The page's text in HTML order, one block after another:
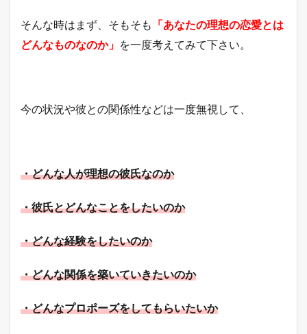
そんな時はまず、そもそも 「あなたの理想の恋愛とは
どんなものなのか」 を一度考えてみて下さい。
今の状況や彼との関係性などは一度無視して、
・どんな人が理想の彼氏なのか
・彼氏とどんなことをしたいのか
・どんな経験をしたいのか
・どんな関係を築いていきたいのか
・どんなプロポーズをしてもらいたいか